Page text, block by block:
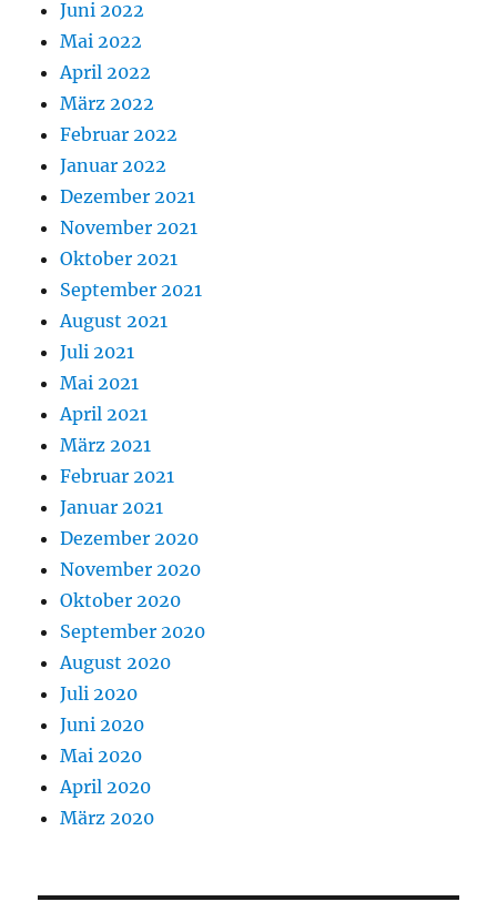
Juni 2022
Mai 2022
April 2022
März 2022
Februar 2022
Januar 2022
Dezember 2021
November 2021
Oktober 2021
September 2021
August 2021
Juli 2021
Mai 2021
April 2021
März 2021
Februar 2021
Januar 2021
Dezember 2020
November 2020
Oktober 2020
September 2020
August 2020
Juli 2020
Juni 2020
Mai 2020
April 2020
März 2020